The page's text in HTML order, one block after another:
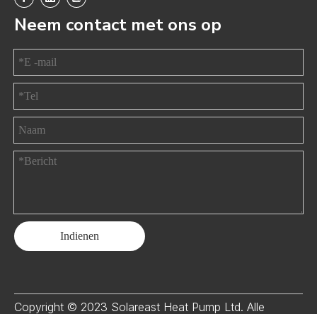
Neem contact met ons op
Indienen
Copyright © 2023 Solareast Heat Pump Ltd. Alle